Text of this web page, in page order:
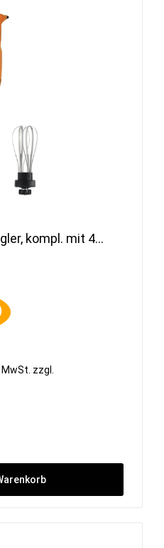
kompl. mit 400
zzgl.